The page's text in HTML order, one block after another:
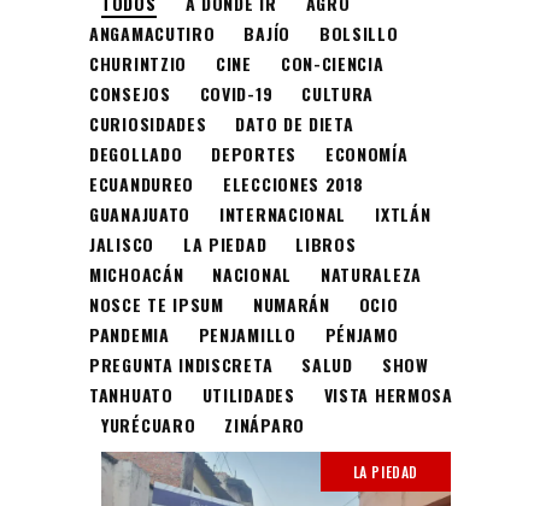
ANGAMACUTIRO
BAJÍO
BOLSILLO
CHURINTZIO
CINE
CON-CIENCIA
CONSEJOS
COVID-19
CULTURA
CURIOSIDADES
DATO DE DIETA
DEGOLLADO
DEPORTES
ECONOMÍA
ECUANDUREO
ELECCIONES 2018
GUANAJUATO
INTERNACIONAL
IXTLÁN
JALISCO
LA PIEDAD
LIBROS
MICHOACÁN
NACIONAL
NATURALEZA
NOSCE TE IPSUM
NUMARÁN
OCIO
PANDEMIA
PENJAMILLO
PÉNJAMO
PREGUNTA INDISCRETA
SALUD
SHOW
TANHUATO
UTILIDADES
VISTA HERMOSA
YURÉCUARO
ZINÁPARO
LA PIEDAD